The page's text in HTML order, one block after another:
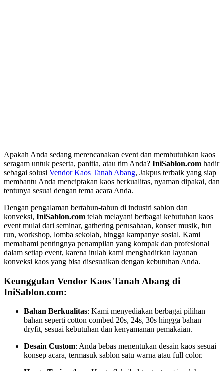
Apakah Anda sedang merencanakan event dan membutuhkan kaos
seragam untuk peserta, panitia, atau tim Anda? IniSablon.com hadir
sebagai solusi Vendor Kaos Tanah Abang, Jakpus terbaik yang siap
membantu Anda menciptakan kaos berkualitas, nyaman dipakai, dan
tentunya sesuai dengan tema acara Anda.
Dengan pengalaman bertahun-tahun di industri sablon dan
konveksi, IniSablon.com telah melayani berbagai kebutuhan kaos
event mulai dari seminar, gathering perusahaan, konser musik, fun
run, workshop, lomba sekolah, hingga kampanye sosial. Kami
memahami pentingnya penampilan yang kompak dan profesional
dalam setiap event, karena itulah kami menghadirkan layanan
konveksi kaos yang bisa disesuaikan dengan kebutuhan Anda.
Keunggulan Vendor Kaos Tanah Abang di
IniSablon.com:
Bahan Berkualitas: Kami menyediakan berbagai pilihan
bahan seperti cotton combed 20s, 24s, 30s hingga bahan
dryfit, sesuai kebutuhan dan kenyamanan pemakaian.
Desain Custom: Anda bebas menentukan desain kaos sesuai
konsep acara, termasuk sablon satu warna atau full color.